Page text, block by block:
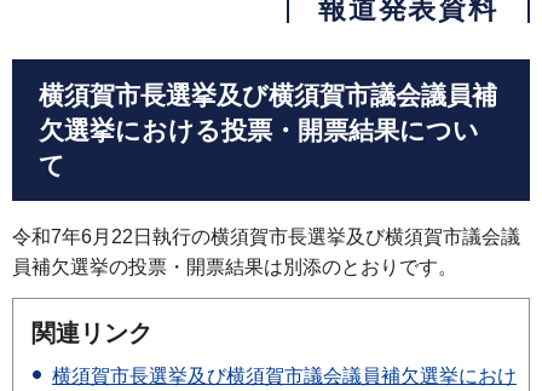
報道発表資料
横須賀市長選挙及び横須賀市議会議員補
欠選挙における投票・開票結果につい
て
令和7年6月22日執行の横須賀市長選挙及び横須賀市議会議
員補欠選挙の投票・開票結果は別添のとおりです。
関連リンク
横須賀市長選挙及び横須賀市議会議員補欠選挙におけ